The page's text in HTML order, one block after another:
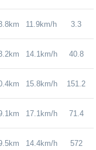
11.9km/h 3.3
14.1km/h 40.8
15.8km/h 151.2
17.1km/h 71.4
14.4km/h 572